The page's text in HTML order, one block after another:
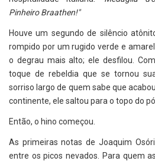
Pinheiro Braathen!"
Houve um segundo de silêncio
rompido por um rugido verde e
o degrau mais alto; ele desfilou.
toque de rebeldia que se tornou
sorriso largo de quem sabe que
continente, ele saltou para o topo do
Então, o hino começou.
As primeiras notas de Joaquim
entre os picos nevados. Para quem